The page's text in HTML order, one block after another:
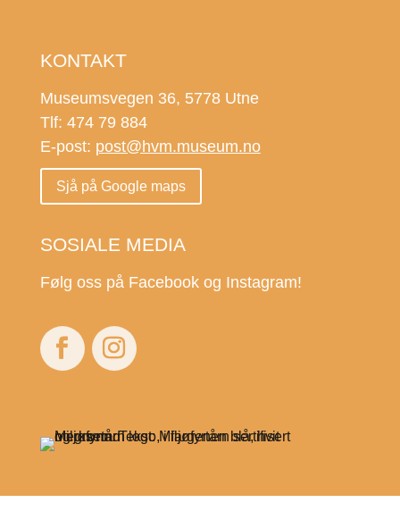
KONTAKT
Museumsvegen 36, 5778 Utne
Tlf: 474 79 884
E-post: post@hvm.museum.no
Sjå på Google maps
SOSIALE MEDIA
Følg oss på Facebook og Instagram!